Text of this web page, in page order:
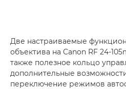
Две настраиваемые
объектива на Canon RF 24-
также полезное кольцо
дополнительные
переключение режимов